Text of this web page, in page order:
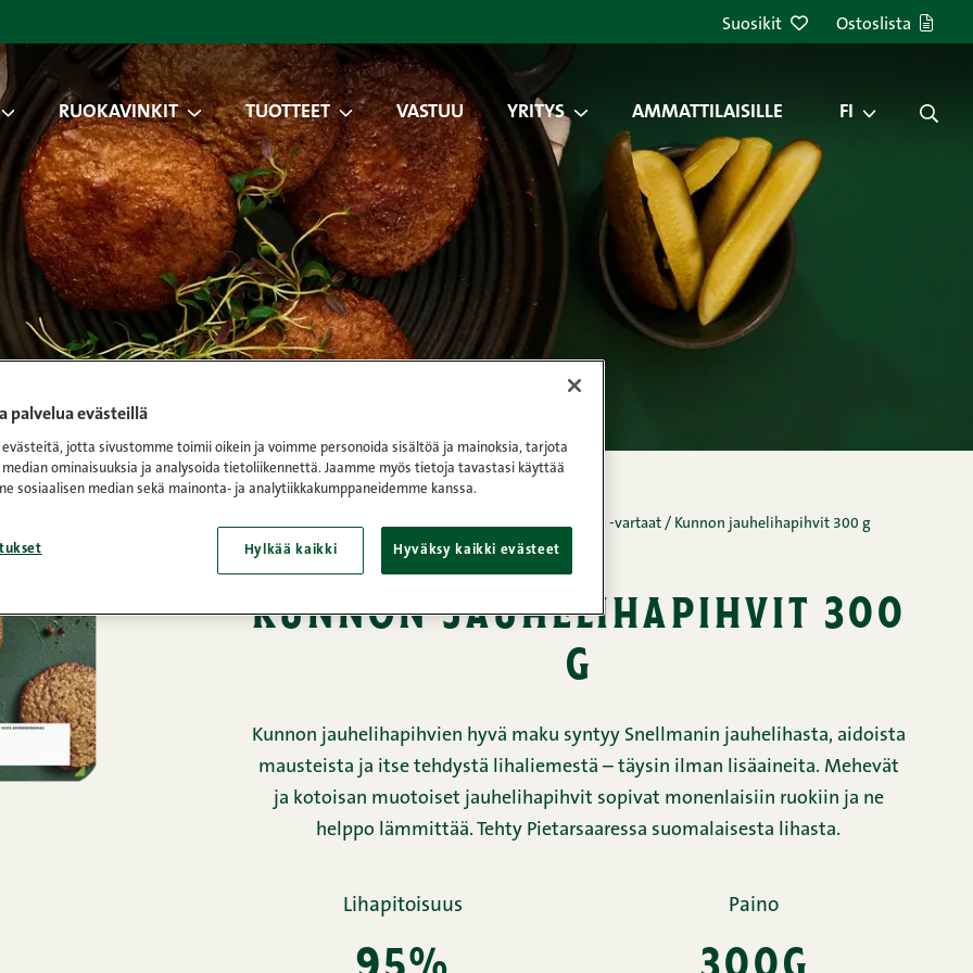
Suosikit Ostoslista
RUOKAVINKIT TUOTTEET VASTUU YRITYS AMMATTILAISILLE FI
Etusivu / Tuotteet / Lihapullat, jauhelihapihvit ja -vartaat / Kunnon jauhelihapihvit 300 g
kunnon jauhelihapihvit 300
g
Kunnon jauhelihapihvien hyvä maku syntyy Snellmanin jauhelihasta, aidoista
mausteista ja itse tehdystä lihaliemestä – täysin ilman lisäaineita. Mehevät
ja kotoisan muotoiset jauhelihapihvit sopivat monenlaisiin ruokiin ja ne
helppo lämmittää. Tehty Pietarsaaressa suomalaisesta lihasta.
Lihapitoisuus
95%
Paino
300g
palvelua evästeillä
jotta sivustomme toimii oikein ja voimme personoida sisältöä ja mainoksia, tarjota
median ominaisuuksia ja analysoida tietoliikennettä. Jaamme myös tietoja tavastasi käyttää
sosiaalisen median sekä mainonta- ja analytiikkakumppaneidemme kanssa.
Hylkää kaikki Hyväksy kaikki evästeet